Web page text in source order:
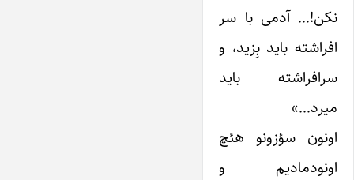
نکن!… آدمی با سر
افراشته باید بِزید، و
سرافراشته باید
میرد…»
اونون سؤزونو هئچ
اونودمادیم و